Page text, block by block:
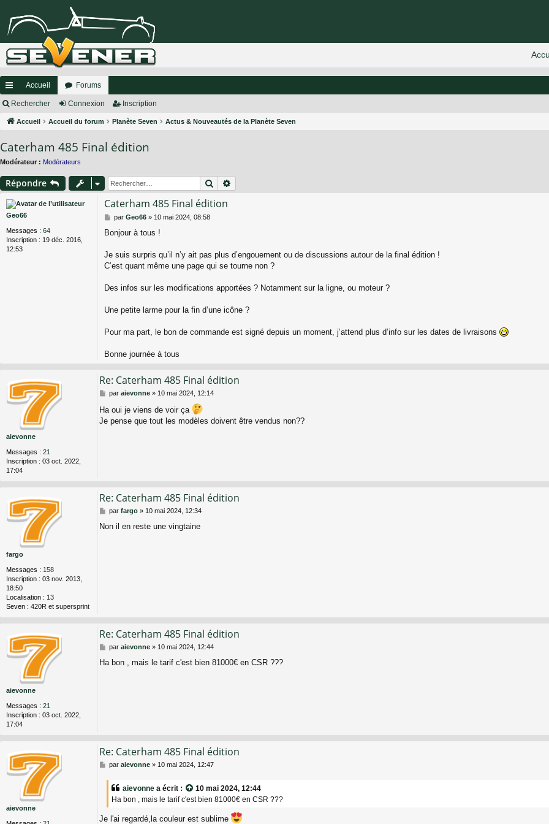
ac
co
ci
s
Accueil Forums
Rechercher Connexion Inscription
Accueil Accueil du forum Planète Seven Actus & Nouveautés de la Planète Seven
Caterham 485 Final édition
Modérateur : Modérateurs
Répondre Rechercher
Geo66
Messages : 64
Inscription : 19 déc. 2016,
12:53
Caterham 485 Final édition
M
s
a
par Geo66» 10 mai 2024, 08:58
Bonjour à tous !
Je suis surpris qu’il n’y ait pas plus d’engouement ou de discussions autour de la final édition !
C’est quant même une page qui se tourne non ?
Des infos sur les modifications apportées ? Notamment sur la ligne, ou moteur ?
Une petite larme pour la fin d’une icône ?
Pour ma part, le bon de commande est signé depuis un moment, j’attend plus d’info sur les dates de livraisons
Bonne journée à tous
aievonne
Messages : 21
Inscription : 03 oct. 2022,
17:04
Re: Caterham 485 Final édition
M
s
s
par aievonne» 10 mai 2024, 12:14
Ha oui je viens de voir ça
Je pense que tout les modèles doivent être vendus non??
fargo
Messages : 158
Inscription : 03 nov. 2013,
18:50
Localisation : 13
Seven : 420R et supersprint
Re: Caterham 485 Final édition
M
s
par fargo» 10 mai 2024, 12:34
Non il en reste une vingtaine
aievonne
Messages : 21
Inscription : 03 oct. 2022,
17:04
Re: Caterham 485 Final édition
M
s
par aievonne» 10 mai 2024, 12:44
Ha bon , mais le tarif c'est bien 81000€ en CSR ???
aievonne
Re: Caterham 485 Final édition
M
e
par aievonne» 10 mai 2024, 12:47
aievonne a écrit :
10 mai 2024, 12:44
Ha bon , mais le tarif c'est bien 81000€ en CSR ???
Je l'ai regardé,la couleur est sublime